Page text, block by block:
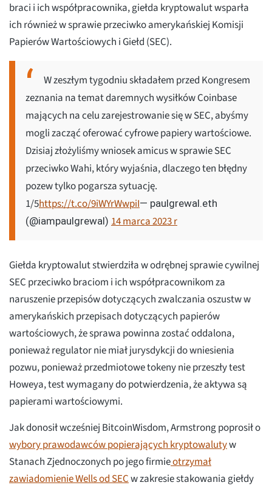
braci i ich współpracownika, giełda kryptowalut wsparła
ich również w sprawie przeciwko amerykańskiej Komisji
Papierów Wartościowych i Giełd (SEC).
W zeszłym tygodniu składałem przed Kongresem
zeznania na temat daremnych wysiłków Coinbase
mających na celu zarejestrowanie się w SEC, abyśmy
mogli zacząć oferować cyfrowe papiery wartościowe.
Dzisiaj złożyliśmy wniosek amicus w sprawie SEC
przeciwko Wahi, który wyjaśnia, dlaczego ten błędny
pozew tylko pogarsza sytuację.
1/5https://t.co/9iWYrWwpiI— paulgrewal.eth
(@iampaulgrewal) 14 marca 2023 r
Giełda kryptowalut stwierdziła w odrębnej sprawie cywilnej
SEC przeciwko braciom i ich współpracownikom za
naruszenie przepisów dotyczących zwalczania oszustw w
amerykańskich przepisach dotyczących papierów
wartościowych, że sprawa powinna zostać oddalona,
ponieważ regulator nie miał jurysdykcji do wniesienia
pozwu, ponieważ przedmiotowe tokeny nie przeszły test
Howeya, test wymagany do potwierdzenia, że aktywa są
papierami wartościowymi.
Jak donosił wcześniej BitcoinWisdom, Armstrong poprosił o
wybory prawodawców popierających kryptowalutyw
Stanach Zjednoczonych po jego firmieotrzymał
zawiadomienie Wells od SECw zakresie stakowania giełdy